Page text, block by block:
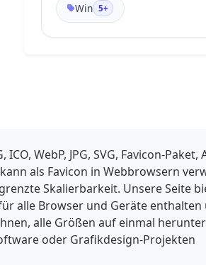
Win 5+
WebP, JPG, SVG, Favicon-Paket,
als Favicon in Webbrowsern
Skalierbarkeit. Unsere Seite
alle Browser und Geräte enthalten
alle Größen auf einmal
oder Grafikdesign-Projekten